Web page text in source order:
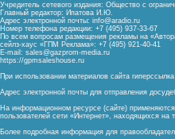
Учредитель сетевого издания: Общество с
Главный редактор: Ипатова И.Ю.
Адрес электронной почты: info@aradio.ru
Номер телефона редакции: +7 (495) 937-33-67
По всем вопросам размещения рекламы на
сейлз-хаус «ГПМ Реклама»: +7 (495) 921-40-41
E-mail: sales@gazprom-media.ru
https://gpmsaleshouse.ru
При использовании материалов сайта
Адрес электронной почты для отправления
На информационном ресурсе (сайте)
пользователей сети «Интернет», находящихся на
Более подробная информация для